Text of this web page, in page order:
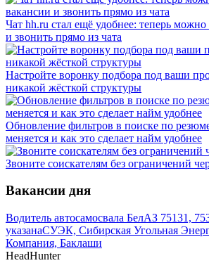
Чат hh.ru стал ещё удобнее: теперь можно
и звонить прямо из чата
Настройте воронку подбора под ваши
никакой жёсткой структуры
Обновление фильтров в поиске по
меняется и как это сделает найм удобнее
Звоните соискателям без ограничений
Вакансии дня
Водитель автосамосвала БелАЗ 75131,
указанаСУЭК, Сибирская Угольная
Компания, Баклаши
HeadHunter